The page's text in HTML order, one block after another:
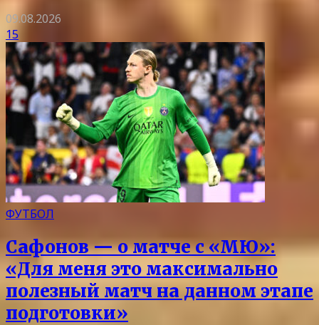
09.08.2026
15
ФУТБОЛ
Сафонов — о матче с «МЮ»:
«Для меня это максимально
полезный матч на данном этапе
подготовки»